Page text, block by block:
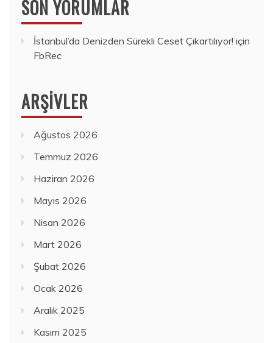
SON YORUMLAR
İstanbul’da Denizden Sürekli Ceset Çıkartılıyor! için
FbRec
ARŞIVLER
Ağustos 2026
Temmuz 2026
Haziran 2026
Mayıs 2026
Nisan 2026
Mart 2026
Şubat 2026
Ocak 2026
Aralık 2025
Kasım 2025